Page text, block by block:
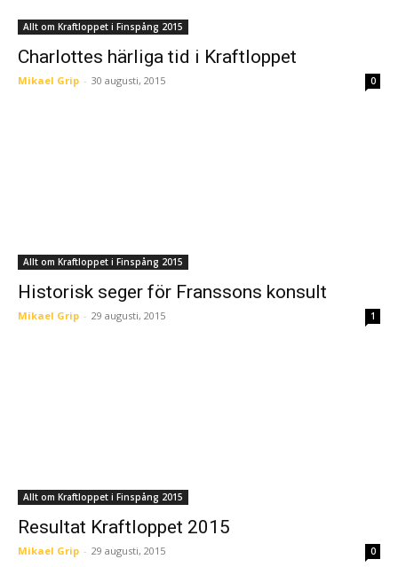
Allt om Kraftloppet i Finspång 2015
Charlottes härliga tid i Kraftloppet
Mikael Grip - 30 augusti, 2015 0
Allt om Kraftloppet i Finspång 2015
Historisk seger för Franssons konsult
Mikael Grip - 29 augusti, 2015 1
Allt om Kraftloppet i Finspång 2015
Resultat Kraftloppet 2015
Mikael Grip - 29 augusti, 2015 0